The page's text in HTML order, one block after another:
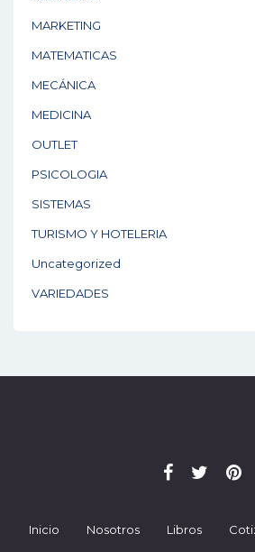
MARKETING
MATEMATICAS
MECÁNICA
MEDICINA
OUTLET
PSICOLOGIA
SISTEMAS
TURISMO Y HOTELERIA
Uncategorized
VARIEDADES
Inicio Nosotros Libros